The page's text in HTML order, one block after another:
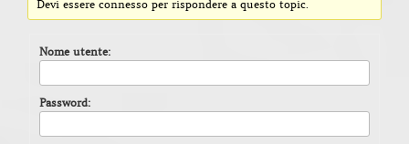
Devi essere connesso per rispondere a questo topic.
Nome utente:
Password: